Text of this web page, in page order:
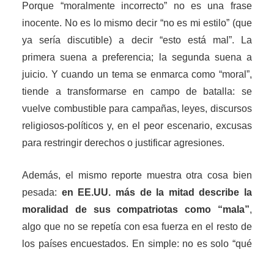
Porque “moralmente incorrecto” no es una frase
inocente. No es lo mismo decir “no es mi estilo” (que
ya sería discutible) a decir “esto está mal”. La
primera suena a preferencia; la segunda suena a
juicio. Y cuando un tema se enmarca como “moral”,
tiende a transformarse en campo de batalla: se
vuelve combustible para campañas, leyes, discursos
religiosos-políticos y, en el peor escenario, excusas
para restringir derechos o justificar agresiones.
Además, el mismo reporte muestra otra cosa bien
pesada: en EE.UU. más de la mitad describe la
moralidad de sus compatriotas como “mala”,
algo que no se repetía con esa fuerza en el resto de
los países encuestados. En simple: no es solo “qué